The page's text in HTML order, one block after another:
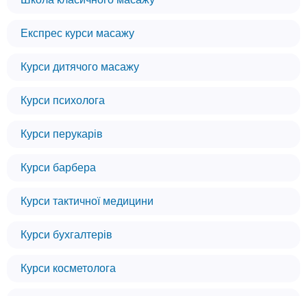
Експрес курси масажу
Курси дитячого масажу
Курси психолога
Курси перукарів
Курси барбера
Курси тактичної медицини
Курси бухгалтерів
Курси косметолога